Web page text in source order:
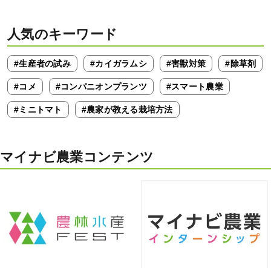
人気のキーワード
#生産者の試み #カイガラムシ #害獣対策 #除草剤
#コメ #コンパニオンプランツ #スマート農業
#ミニトマト #農家が教える栽培方法
マイナビ農業コンテンツ